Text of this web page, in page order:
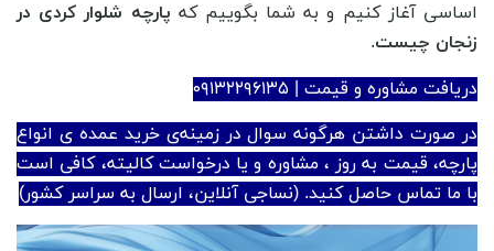
اساسی آغاز کنیم و به شما بگوییم که پارچه شلوار کردی در
زنجان چیست.
دریافت مشاوره و قیمت | ۰۹۱۳۲۲۹۶۱۳۵
در صورت داشتن هرگونه سوال در زمینه‌ی خرید عمده ی انواع
پارچه، قیمت به روز ، مشاوره و یا درخواست کالیته، کافی است
با ما تماس حاصل کنید. (نساجی آنلاین، ارسال به سراسر کشور)